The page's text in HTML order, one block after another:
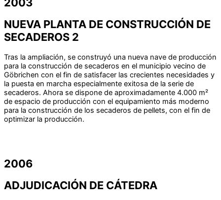
NUEVA PLANTA DE CONSTRUCCIÓN DE
SECADEROS 2
Tras la ampliación, se construyó una nueva nave de producción
para la construcción de secaderos en el municipio vecino de
Göbrichen con el fin de satisfacer las crecientes necesidades y
la puesta en marcha especialmente exitosa de la serie de
secaderos. Ahora se dispone de aproximadamente 4.000 m²
de espacio de producción con el equipamiento más moderno
para la construcción de los secaderos de pellets, con el fin de
optimizar la producción.
2006
ADJUDICACIÓN DE CÁTEDRA